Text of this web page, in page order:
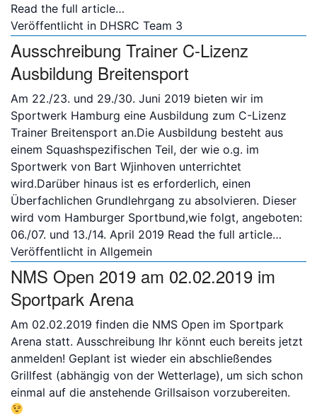
Read the full article…
Veröffentlicht in DHSRC Team 3
Ausschreibung Trainer C-Lizenz
Ausbildung Breitensport
Am 22./23. und 29./30. Juni 2019 bieten wir im
Sportwerk Hamburg eine Ausbildung zum C-Lizenz
Trainer Breitensport an.Die Ausbildung besteht aus
einem Squashspezifischen Teil, der wie o.g. im
Sportwerk von Bart Wjinhoven unterrichtet
wird.Darüber hinaus ist es erforderlich, einen
Überfachlichen Grundlehrgang zu absolvieren. Dieser
wird vom Hamburger Sportbund,wie folgt, angeboten:
06./07. und 13./14. April 2019 Read the full article…
Veröffentlicht in Allgemein
NMS Open 2019 am 02.02.2019 im
Sportpark Arena
Am 02.02.2019 finden die NMS Open im Sportpark
Arena statt. Ausschreibung Ihr könnt euch bereits jetzt
anmelden! Geplant ist wieder ein abschließendes
Grillfest (abhängig von der Wetterlage), um sich schon
einmal auf die anstehende Grillsaison vorzubereiten.